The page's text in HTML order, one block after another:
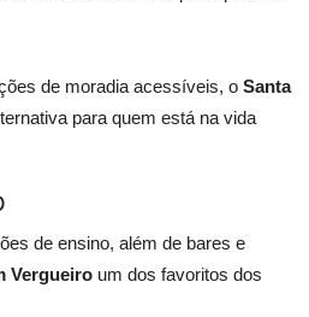
de moradia acessíveis, o Santa
para quem está na vida
de ensino, além de bares e
Vergueiro um dos favoritos dos